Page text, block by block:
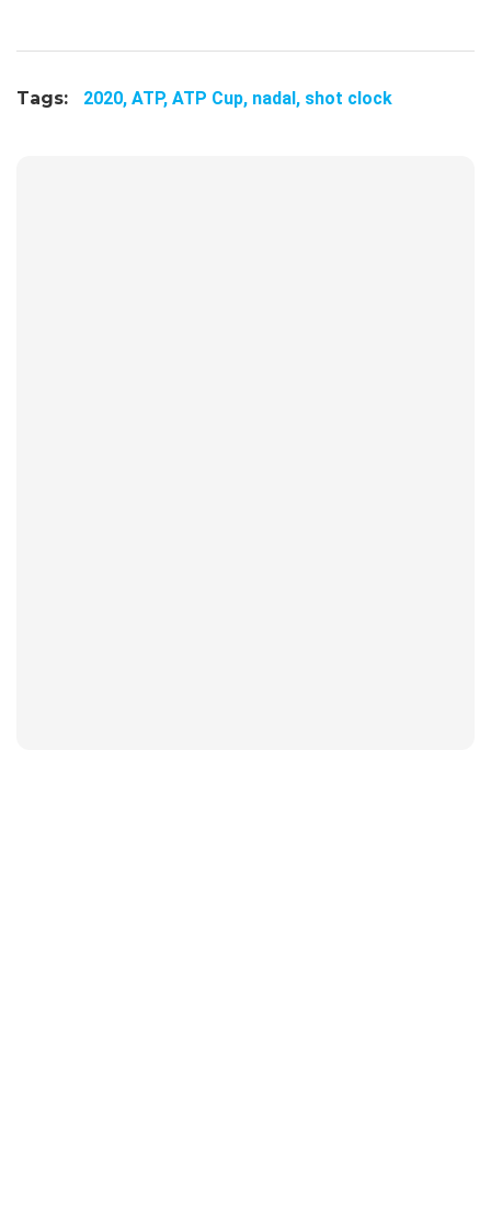
Tags: 2020, ATP, ATP Cup, nadal, shot clock